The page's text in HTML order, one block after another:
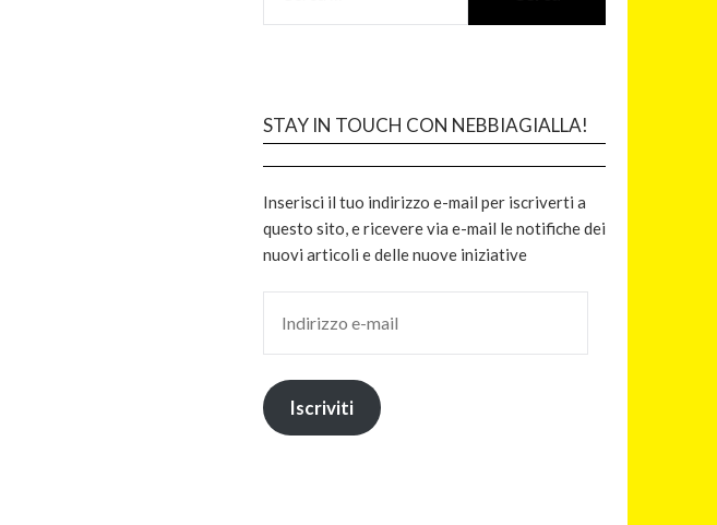
STAY IN TOUCH CON NEBBIAGIALLA!
Inserisci il tuo indirizzo e-mail per iscriverti a
questo sito, e ricevere via e-mail le notifiche dei
nuovi articoli e delle nuove iniziative
Iscriviti